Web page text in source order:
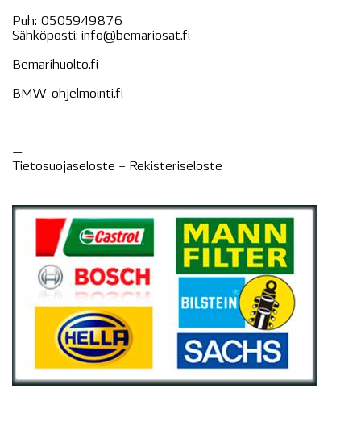
Puh: 0505949876
Sähköposti: info@bemariosat.fi
Bemarihuolto.fi
BMW-ohjelmointi.fi
—
Tietosuojaseloste – Rekisteriseloste